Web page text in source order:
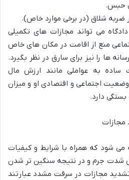
حبس.
ضربه شلاق (در برخی موارد خاص).
می تواند مجازات های تکمیلی
منع از اقامت در مکان های خاص
ها را نیز برای سارق در نظر بگیرد.
ساده به عواملی مانند ارزش مال
وضعیت اجتماعی و اقتصادی او و میزان
دارد.
مجازات
شود که همراه با شرایط و کیفیات
شدت جرم و در نتیجه سنگین تر شدن
مجازات در سرقت مشدد عبارتند